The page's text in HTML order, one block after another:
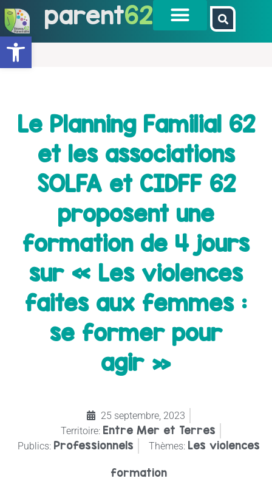
Ouvrir la barre d’outils
parent62
Le Planning Familial 62
et les associations
SOLFA et CIDFF 62
proposent une
formation de 4 jours
sur « Les violences
faites aux femmes :
se former pour
agir »
25 septembre, 2023
Territoire: Entre Mer et Terres
Publics: Professionnels Thèmes: Les violences
formation